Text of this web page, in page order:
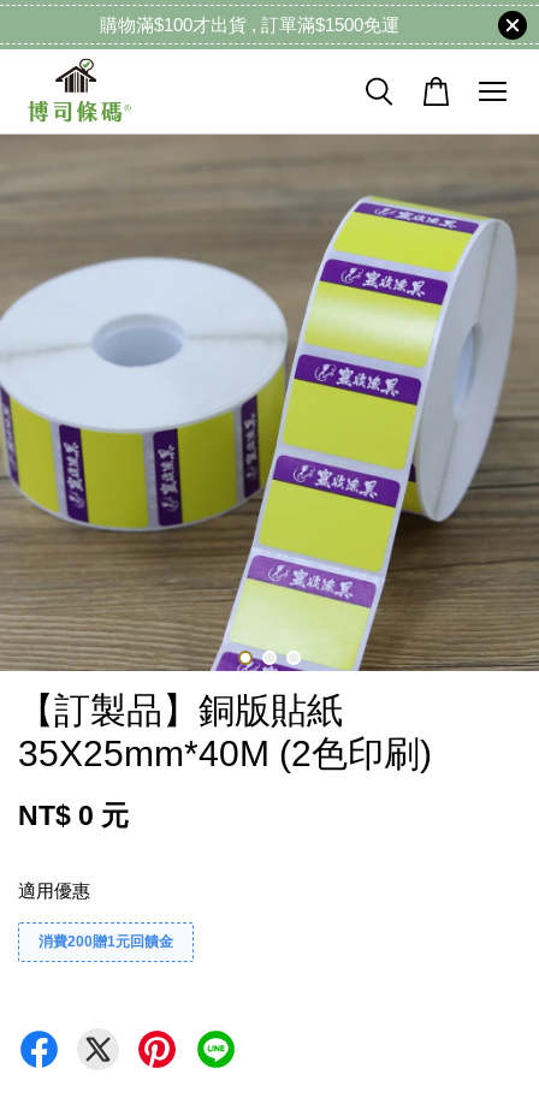
購物滿$100才出貨 , 訂單滿$1500免運
【訂製品】銅版貼紙
35X25mm*40M (2色印刷)
NT$ 0 元
適用優惠
消費200贈1元回饋金